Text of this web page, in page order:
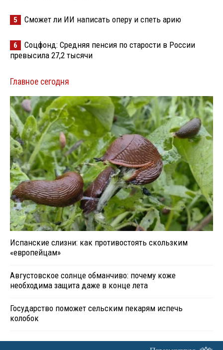
5 Сможет ли ИИ написать оперу и спеть арию
6
Соцфонд: Средняя пенсия по старости в России
превысила 27,2 тысячи
Главное сегодня
Испанские слизни: как противостоять скользким
«европейцам»
Августовское солнце обманчиво: почему коже
необходима защита даже в конце лета
Государство поможет сельским пекарям испечь
колобок